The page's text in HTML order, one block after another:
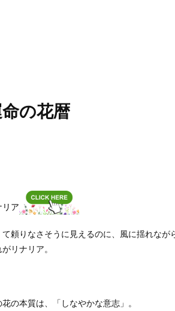
の花暦
リア
て頼りなさそうに見えるのに、風に揺れなが
リナリア。
花の本質は、「しなやかな意志」。